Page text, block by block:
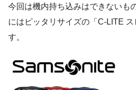
今回は機内持ち込みはできないも
にはピッタリサイズの「C-LITE
す。